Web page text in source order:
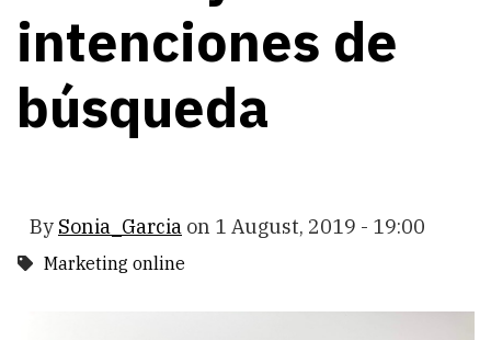
intenciones de
búsqueda
By Sonia_Garcia on 1 August, 2019 - 19:00
Marketing online